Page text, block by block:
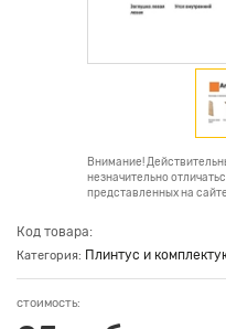
Внимание!
незначительно
представленных на
Код товара:
Категория: Плинтус и
стоимость: